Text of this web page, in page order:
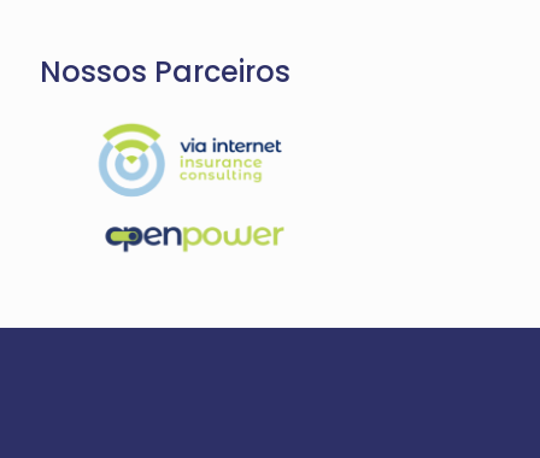
Nossos Parceiros